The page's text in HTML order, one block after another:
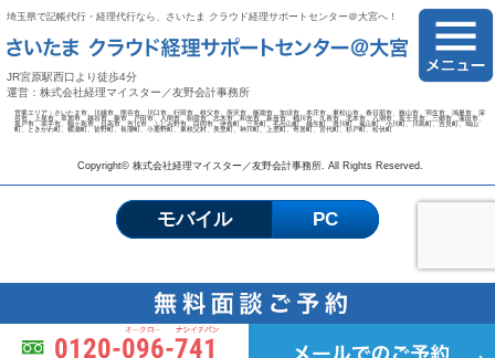
0120-096-741
埼玉県で記帳代行・経理代行なら、さいたま クラウド経理サポートセンター＠大宮へ！
JR宮原駅西口より徒歩4分
運営：株式会社経理マイスター／友野会計事務所
営業エリア：さいたま市、川越市、熊谷市、川口市、行田市、秩父市、所沢市、飯能市、加須市、本庄市、東松山市、春日部市、狭山市、羽生市、鴻巣市、深
谷市、上尾市、草加市、越谷市、蕨市、戸田市、入間市、朝霞市、志木市、和光市、新座市、桶川市、久喜市、北本市、八潮市、富士見市、三郷市、蓮田市、
坂戸市、幸手市、鶴ヶ島市、日高市、吉川市、ふじみ野市、白岡市、伊奈町、三芳町、毛呂山町、越生町、滑川町、嵐山町、小川町、川島町、吉見町、鳩山
町、ときがわ町、横瀬町、皆野町、長瀞町、小鹿野町、東秩父村、美里町、神川町、上里町、寄居町、宮代町、杉戸町、松伏町
Copyright© 株式会社経理マイスター／友野会計事務所. All Rights Reserved.
モバイル PC